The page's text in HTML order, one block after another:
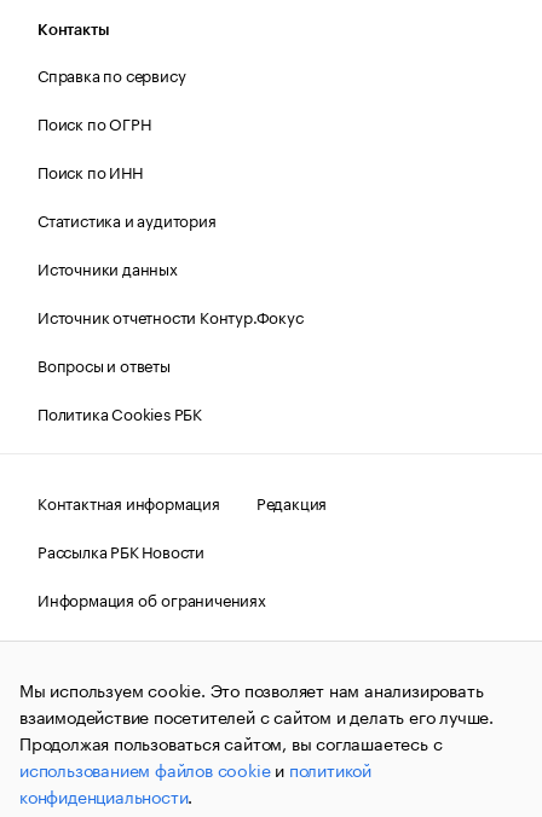
Контакты
Справка по сервису
Поиск по ОГРН
Поиск по ИНН
Статистика и аудитория
Источники данных
Источник отчетности Контур.Фокус
Вопросы и ответы
Политика Cookies РБК
Контактная информация
Редакция
Рассылка РБК Новости
Информация об ограничениях
Правовая информация
О соблюдении авторских прав
© АО «РОСБИЗНЕСКОНСАЛТИНГ»,1995–2026.Сообщения
и материалы информационного агентства «РБК»
(зарегистрировано Федеральной службой по надзору в сфере
связи, информационных технологий и массовых
коммуникаций (Роскомнадзор) 09.12.2015 за номером ИА
№ФС77-63848) сопровождаются пометкой «РБК». Отдельные
публикации могут содержать информацию,
Мы используем cookie. Это позволяет нам анализировать
взаимодействие посетителей с сайтом и делать его лучше.
Продолжая пользоваться сайтом, вы соглашаетесь с
использованием файлов cookieи политикой
конфиденциальности.